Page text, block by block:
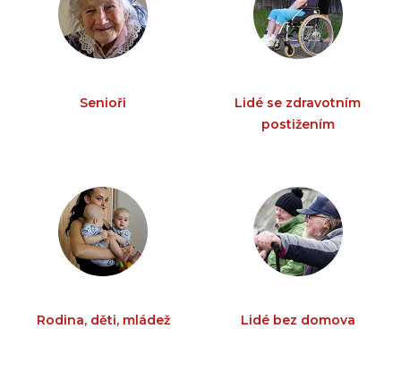
Senioři
Lidé se zdravotním
postižením
Rodina, děti, mládež Lidé bez domova